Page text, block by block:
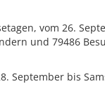
vom 26.
und 79486
September bis